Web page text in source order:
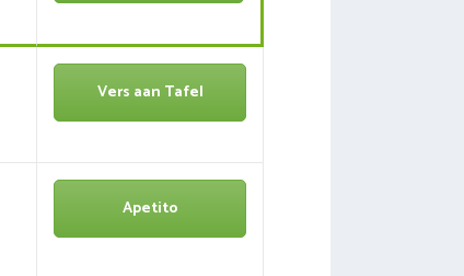
Vers aan Tafel
Apetito